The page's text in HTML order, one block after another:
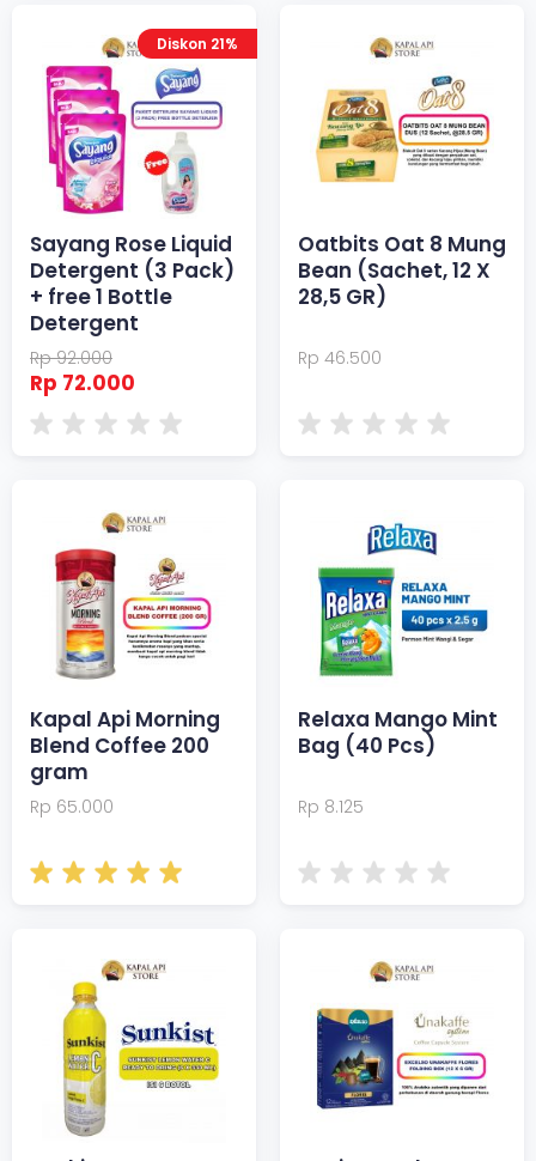
Diskon 21%
Sayang Rose Liquid
Detergent (3 Pack)
+ free 1 Bottle
Detergent
Rp 92.000
Rp 72.000
Oatbits Oat 8 Mung
Bean (Sachet, 12 X
28,5 GR)
Rp 46.500
Kapal Api Morning
Blend Coffee 200
gram
Rp 65.000
Relaxa Mango Mint
Bag (40 Pcs)
Rp 8.125